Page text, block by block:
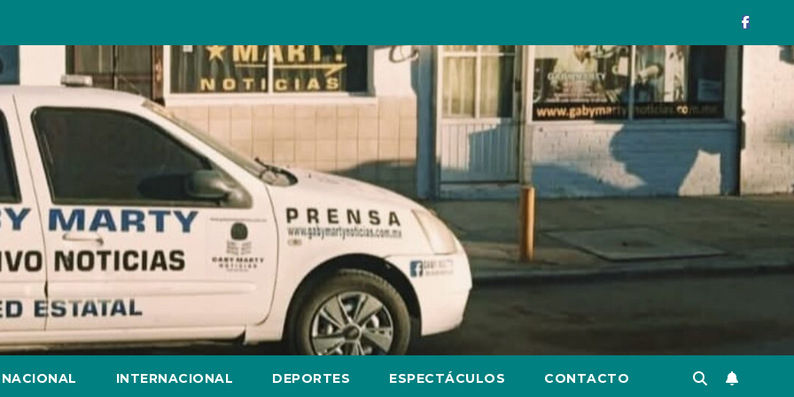
NACIONAL INTERNACIONAL DEPORTES ESPECTÁCULOS CONTACTO